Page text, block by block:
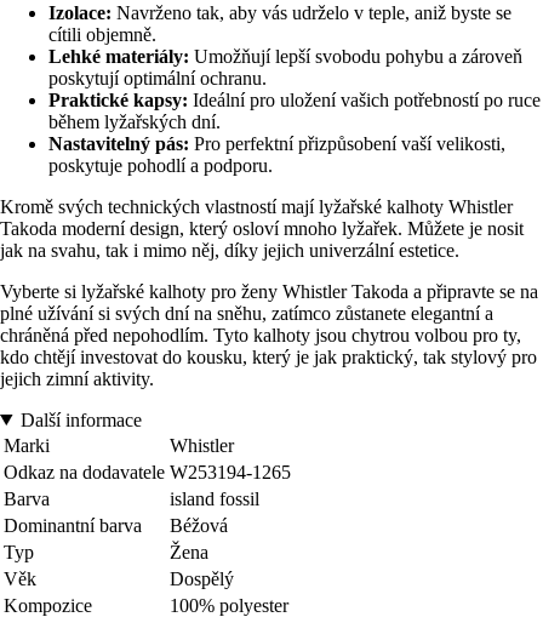
Izolace: Navrženo tak, aby vás udrželo v teple, aniž byste se
cítili objemně.
Lehké materiály: Umožňují lepší svobodu pohybu a zároveň
poskytují optimální ochranu.
Praktické kapsy: Ideální pro uložení vašich potřebností po ruce
během lyžařských dní.
Nastavitelný pás: Pro perfektní přizpůsobení vaší velikosti,
poskytuje pohodlí a podporu.
Kromě svých technických vlastností mají lyžařské kalhoty Whistler
Takoda moderní design, který osloví mnoho lyžařek. Můžete je nosit
jak na svahu, tak i mimo něj, díky jejich univerzální estetice.
Vyberte si lyžařské kalhoty pro ženy Whistler Takoda a připravte se na
plné užívání si svých dní na sněhu, zatímco zůstanete elegantní a
chráněná před nepohodlím. Tyto kalhoty jsou chytrou volbou pro ty,
kdo chtějí investovat do kousku, který je jak praktický, tak stylový pro
jejich zimní aktivity.
Další informace
Marki
Whistler
Odkaz na dodavatele W253194-1265
Barva
island fossil
Dominantní barva
Béžová
Typ
Žena
Věk
Dospělý
Kompozice
100% polyester